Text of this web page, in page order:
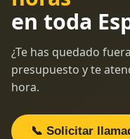
en toda
¿Te has quedado
presupuesto y te
hora.
📞 Solicitar